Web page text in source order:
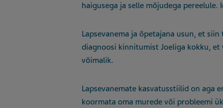
haigusega ja selle mõjudega
Lapsevanema ja õpetajana usun, et
diagnoosi kinnitumist Joeliga kokku, et
võimalik.
Lapsevanemate kasvatusstiilid on aga
koormata oma murede või probleemi